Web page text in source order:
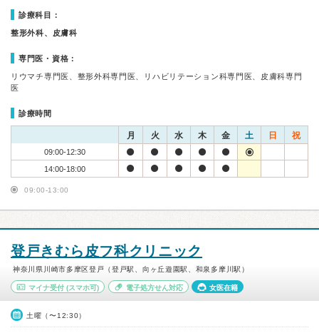
診療科目：
整形外科、皮膚科
専門医・資格：
リウマチ専門医、整形外科専門医、リハビリテーション科専門医、皮膚科専門
医
診療時間
月 火 水 木 金 土 日 祝
09:00-12:30
14:00-18:00
09:00-13:00
登戸きむら皮フ科クリニック
神奈川県川崎市多摩区登戸（登戸駅、向ヶ丘遊園駅、和泉多摩川駅）
マイナ受付 (スマホ可) 電子処方せん対応 女医在籍
土曜（〜12:30）